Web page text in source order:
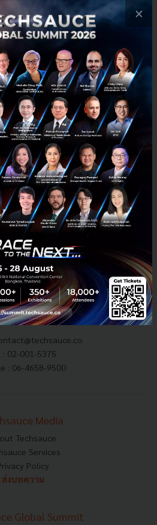
าก Y-Combinator ระดมทุนเพิ่ม
ต้นั้นบริษัท Aspire คือบริษัทผู้ให้บริการ
ธุรกิจ (B2B สําหรับพ่อค้าแม่ค้าออนไลน์
ริษัทจะนําไปเร่ง...
Y Combinator AspireAccount
: 02-001-5375
: 06-4658-9500
Media
Techsauce
Services
Policy
ส่งบทความ
Global Summit
×